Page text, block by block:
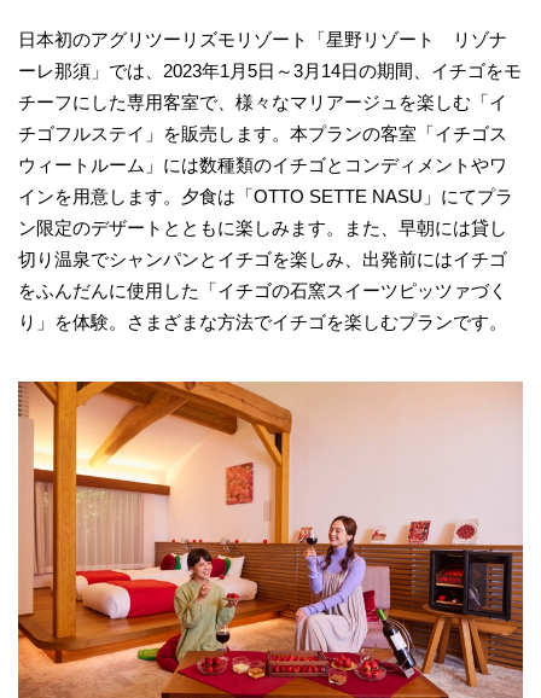
日本初のアグリツーリズモリゾート「星野リゾート リゾナ
ーレ那須」では、2023年1月5日～3月14日の期間、イチゴをモ
チーフにした専用客室で、様々なマリアージュを楽しむ「イ
チゴフルステイ」を販売します。本プランの客室「イチゴス
ウィートルーム」には数種類のイチゴとコンディメントやワ
インを用意します。夕食は「OTTO SETTE NASU」にてプラ
ン限定のデザートとともに楽しみます。また、早朝には貸し
切り温泉でシャンパンとイチゴを楽しみ、出発前にはイチゴ
をふんだんに使用した「イチゴの石窯スイーツピッツァづく
り」を体験。さまざまな方法でイチゴを楽しむプランです。